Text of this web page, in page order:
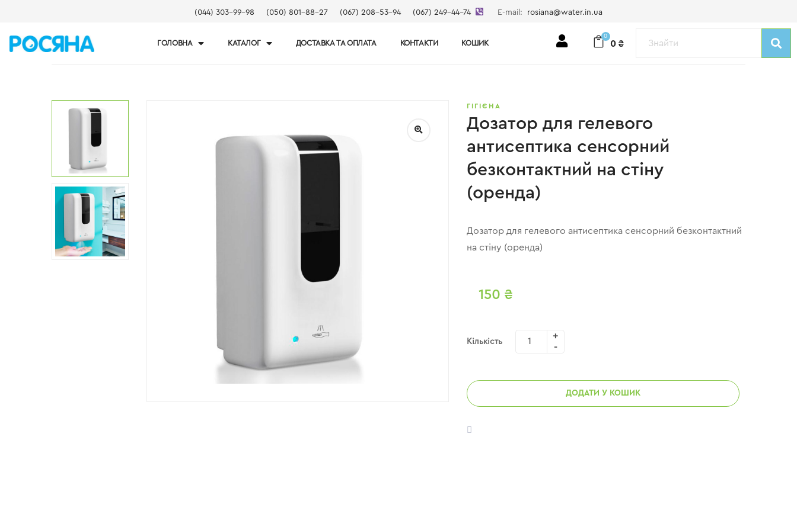
(044) 303-99-98 (050) 801-88-27 (067) 208-53-94 (067) 249-44-74 E-mail: rosiana@water.in.ua
ГОЛОВНА КАТАЛОГ ДОСТАВКА ТА ОПЛАТА КОНТАКТИ КОШИК
0
0 ₴
ГІГІЄНА
Дозатор для гелевого
антисептика сенсорний
безконтактний на стіну
(оренда)
Дозатор для гелевого антисептика сенсорний безконтактний
на стіну (оренда)
150 ₴
Кількість
ДОДАТИ У КОШИК